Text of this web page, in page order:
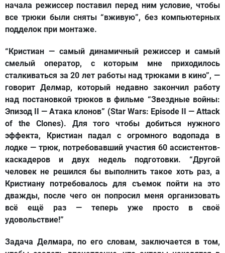
начала режиссер поставил перед ним условие, чтобы
все трюки были сняты “вживую”, без компьютерных
подделок при монтаже.
“Кристиан — самый динамичный режиссер и самый
смелый оператор, с которым мне приходилось
сталкиваться за 20 лет работы над трюками в кино”, —
говорит Делмар, который недавно закончил работу
над постановкой трюков в фильме “Звездные войны:
Эпизод II — Атака клонов” (Star Wars: Episode II — Attack
of the Clones). Для того чтобы добиться нужного
эффекта, Кристиан падал с огромного водопада в
лодке — трюк, потребовавший участия 60 ассистентов-
каскадеров и двух недель подготовки. “Другой
человек не решился бы выполнить такое хоть раз, а
Кристиану потребовалось для съемок пойти на это
дважды, после чего он попросил меня организовать
всё ещё раз — теперь уже просто в своё
удовольствие!”
Задача Делмара, по его словам, заключается в том,